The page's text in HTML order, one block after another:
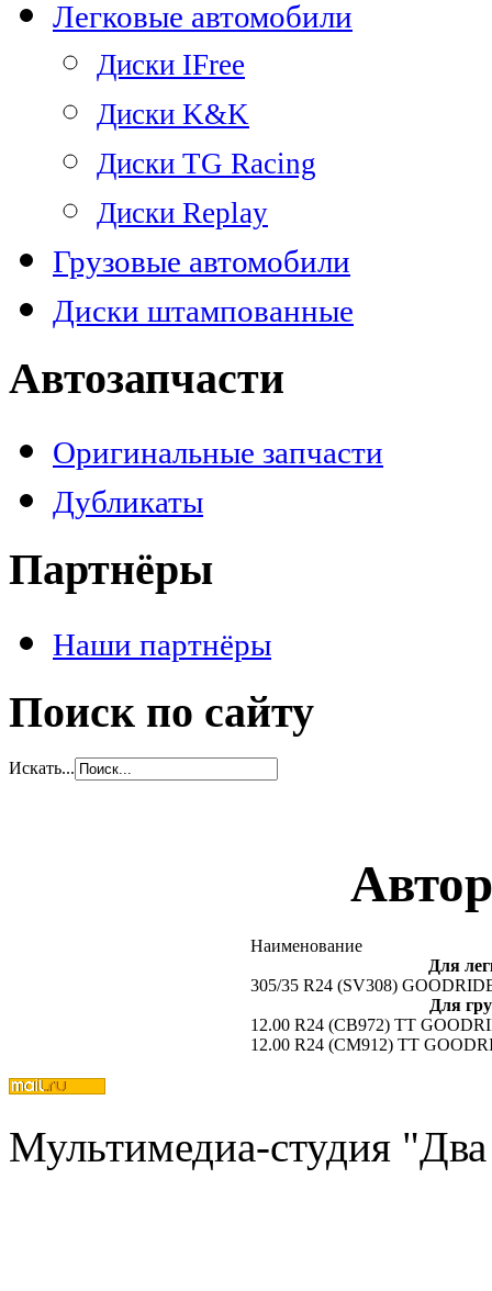
Легковые автомобили
Диски IFree
Диски K&K
Диски TG Racing
Диски Replay
Грузовые автомобили
Диски штампованные
Автозапчасти
Оригинальные запчасти
Дубликаты
Партнёры
Наши партнёры
Поиск по сайту
Искать...
Наименование
Для
305/35 R24 (SV308)
Для
12.00 R24 (CB972) TT
12.00 R24 (CM912) TT
Мультимедиа-студия